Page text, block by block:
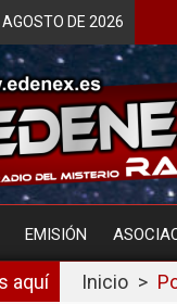
AGOSTO DE 2026
EMISIÓN
aquí Inicio >